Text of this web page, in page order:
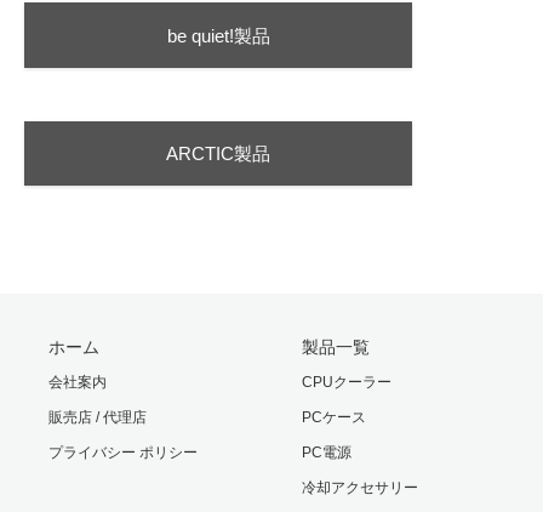
be quiet!製品
ARCTIC製品
ホーム
会社案内
販売店 / 代理店
プライバシー ポリシー
製品一覧
CPUクーラー
PCケース
PC電源
冷却アクセサリー